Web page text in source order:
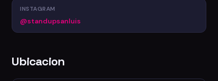
INSTAGRAM
@standupsanluis
Ubicacion